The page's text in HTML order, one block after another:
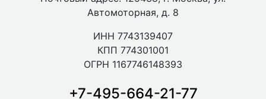
Автомоторная, д. 8
ИНН 7743139407
КПП 774301001
ОГРН 1167746148393
+7-495-664-21-77